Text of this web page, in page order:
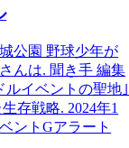
公園 野球少年が
んは. 聞き手 編集
ルイベントの聖地｣
存戦略. 2024年1
ントGアラート